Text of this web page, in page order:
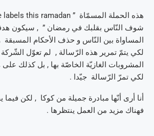
شوف النّاس بقلبك في رمضان ” , سيكون
المساواة بين النّاس و حذف الأحكام المسبقة
لكي يتمّ تمرير هذه الرّسالة , لم تعوّل
المشروبات الغازيّة الخاصّة بها , بل كذلك على
لكي تمرّ الرّسالة جيّدا .
أنا أرى أنّها مبادرة جميلة من كوكا , لكن
فهناك مزيد من العمل ينتظرها .